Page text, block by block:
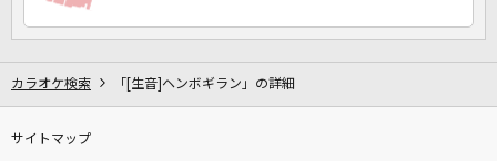
カラオケ検索 「[生音]ヘンボギラン」の詳細
サイトマップ